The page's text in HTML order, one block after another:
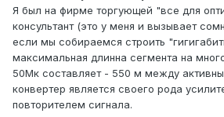
Я был на фирме торгующей "все для
консультант (это у меня и вызывает
если мы собираемся строить
максимальная длинна сегмента на
50Мк составляет - 550 м между
конвертер является своего рода
повторителем сигнала.